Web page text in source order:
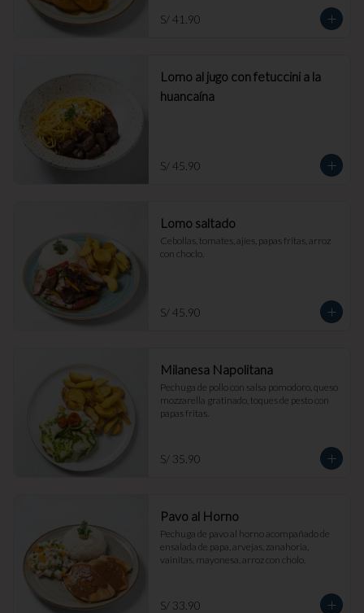
S/ 41.90
Lomo al jugo con fetuccini a la
huancaína
S/ 45.90
Lomo saltado
Cebollas, tomates, ajíes, papas fritas, arroz
con choclo.
S/ 45.90
Milanesa Napolitana
Pechuga de pollo con salsa pomodoro, queso
mozzarella gratinado, toques de pesto con
papas fritas.
S/ 35.90
Pavo al Horno
Pechuga de pavo al horno acompañado de
ensalada de papa, arvejas, zanahoria,
vainitas, mayonesa, arroz con cholo.
S/ 33.90